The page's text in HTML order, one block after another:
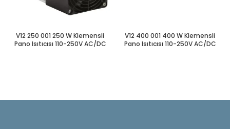
V12 250 001 250 W Klemensli
Pano Isıtıcısı 110-250V AC/DC
V12 400 001 400 W Klemensli
Pano Isıtıcısı 110-250V AC/DC